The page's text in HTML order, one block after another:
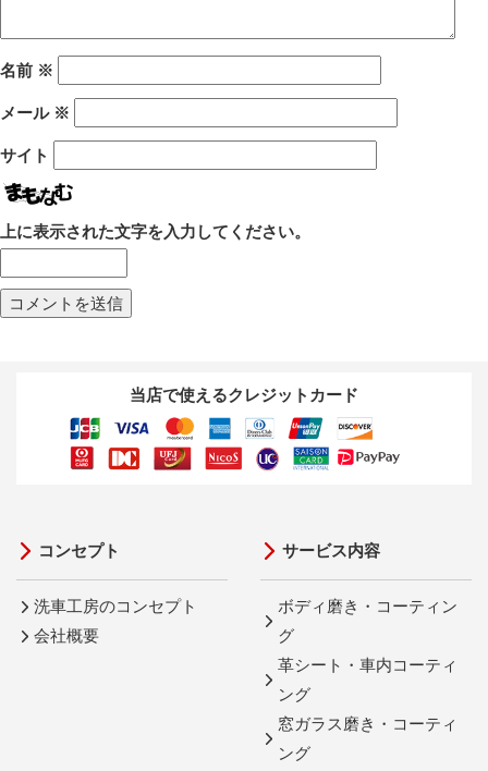
名前 ※
メール ※
サイト
上に表示された文字を入力してください。
当店で使えるクレジットカード
コンセプト
洗車工房のコンセプト
会社概要
サービス内容
ボディ磨き・コーティン
グ
革シート・車内コーティ
ング
窓ガラス磨き・コーティ
ング